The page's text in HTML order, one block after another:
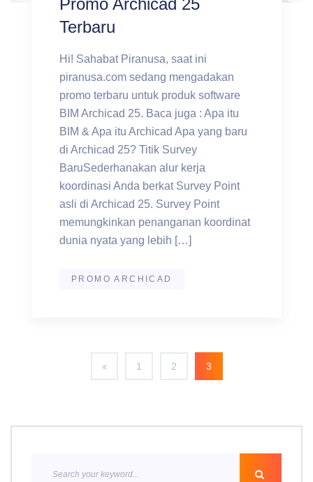
Promo Archicad 25
Terbaru
Hi! Sahabat Piranusa, saat ini
piranusa.com sedang mengadakan
promo terbaru untuk produk software
BIM Archicad 25. Baca juga : Apa itu
BIM & Apa itu Archicad Apa yang baru
di Archicad 25? Titik Survey
BaruSederhanakan alur kerja
koordinasi Anda berkat Survey Point
asli di Archicad 25. Survey Point
memungkinkan penanganan koordinat
dunia nyata yang lebih […]
PROMO ARCHICAD
1 2 3